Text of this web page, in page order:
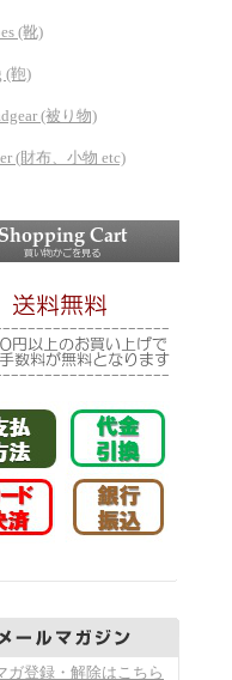
(靴)
(鞄)
(被り物)
(財布、小物 etc)
ガ登録・解除はこちら